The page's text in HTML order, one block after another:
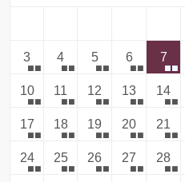
3 4 5 6 7
10 11 12 13 14
17 18 19 20 21
24 25 26 27 28